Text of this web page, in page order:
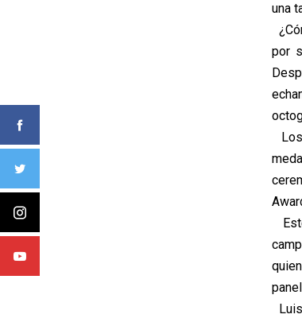
una
por